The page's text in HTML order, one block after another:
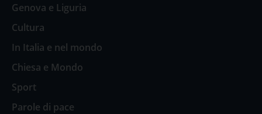
Genova e Liguria
Cultura
In Italia e nel mondo
Chiesa e Mondo
Sport
Parole di pace